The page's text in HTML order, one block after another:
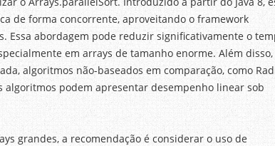
de forma concorrente, aproveitando o framework
Essa abordagem pode reduzir significativamente o
em arrays de tamanho enorme. Além disso,
algoritmos não-baseados em comparação, como
algoritmos podem apresentar desempenho linear sob
grandes, a recomendação é considerar o uso de